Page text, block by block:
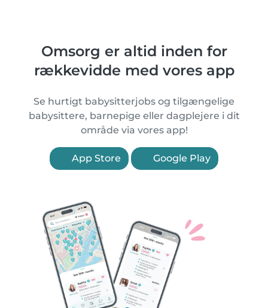
Omsorg er altid inden for
rækkevidde med vores app
Se hurtigt babysitterjobs og tilgængelige
babysittere, barnepige eller dagplejere i dit
område via vores app!
App Store Google Play